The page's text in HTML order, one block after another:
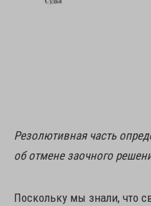
Резолютивная часть
об отмене заочного
Поскольку мы знали, что